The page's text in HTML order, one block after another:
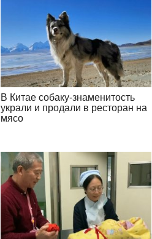
В Китае собаку-знаменитость
украли и продали в ресторан на
мясо